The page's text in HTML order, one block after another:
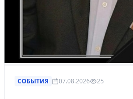
СОБЫТИЯ 07.08.2026 25